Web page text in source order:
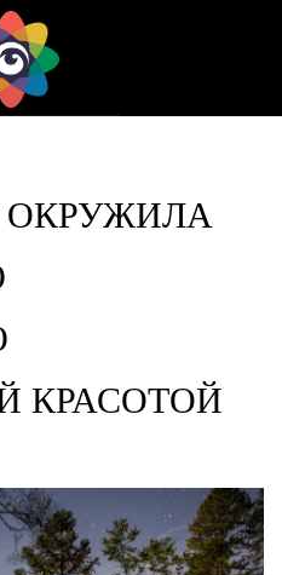
ОКРУЖИЛА
КРАСОТОЙ